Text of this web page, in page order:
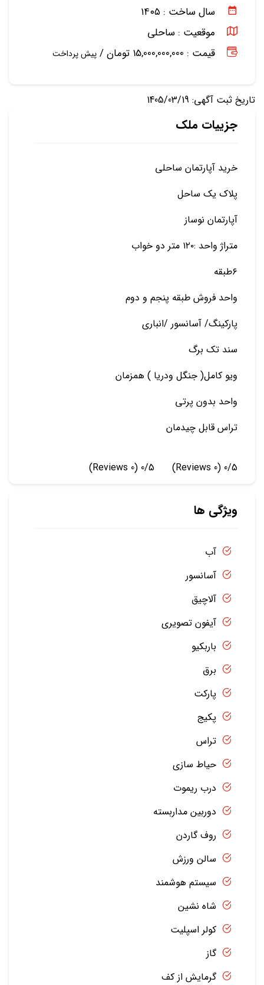
سال ساخت : ۱۴۰۵
موقعیت : ساحلی
قیمت : 15,000,000,000 تومان /
پیش پرداخت
تاریخ ثبت آگهی: 1405/03/19
جزییات ملک
خرید آپارتمان ساحلی
پلاک یک ساحل
آپارتمان نوساز
متراژ واحد :۱۲۰ متر دو خواب
۶طبقه
واحد فروش طبقه پنجم و دوم
پارکینگ/ آسانسور /انباری
سند تک برگ
ویو کامل( جنگل ودریا ) همزمان
واحد بدون پرتی
تراس قابل چیدمان
0/5
(0 Reviews)
0/5
(0 Reviews)
ویژگی ها
آب
آسانسور
آلاچیق
آیفون تصویری
باربکیو
برق
پارکت
پکیج
تراس
حیاط سازی
درب ریموت
دوربین مداربسته
روف گاردن
سالن ورزش
سیستم هوشمند
شاه نشین
کولر اسپلیت
گاز
گرمایش از کف